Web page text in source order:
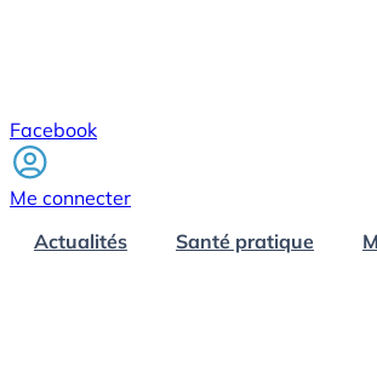
Facebook
Me connecter
Actualités
Santé pratique